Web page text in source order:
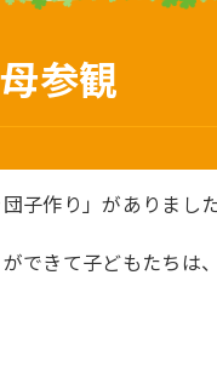
参観
子作り」がありまし
できて子どもたちは